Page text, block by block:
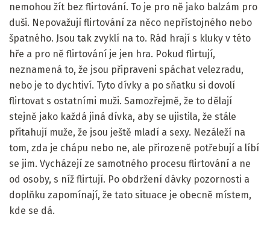
nemohou žít bez flirtování. To je pro ně jako balzám pro
duši. Nepovažují flirtování za něco nepřístojného nebo
špatného. Jsou tak zvyklí na to. Rád hrají s kluky v této
hře a pro ně flirtování je jen hra. Pokud flirtují,
neznamená to, že jsou připraveni spáchat velezradu,
nebo je to dychtiví. Tyto dívky a po sňatku si dovolí
flirtovat s ostatními muži. Samozřejmě, že to dělají
stejně jako každá jiná dívka, aby se ujistila, že stále
přitahují muže, že jsou ještě mladí a sexy. Nezáleží na
tom, zda je chápu nebo ne, ale přirozeně potřebují a líbí
se jim. Vycházejí ze samotného procesu flirtování a ne
od osoby, s níž flirtují. Po obdržení dávky pozornosti a
doplňku zapomínají, že tato situace je obecně místem,
kde se dá.